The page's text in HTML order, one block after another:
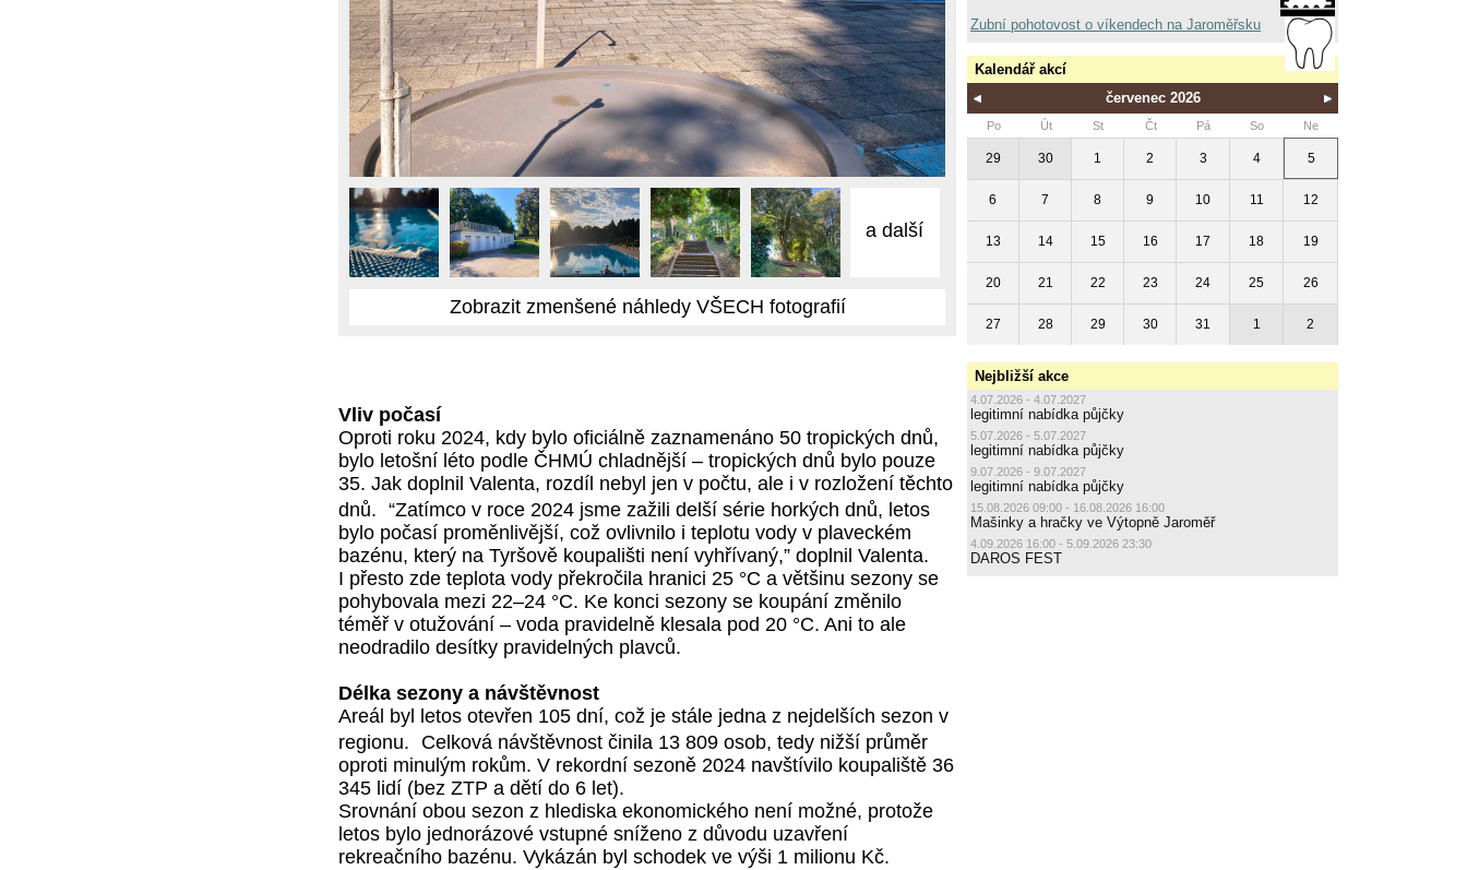
a další
Zobrazit zmenšené náhledy VŠECH fotografií
Vliv počasí
Oproti roku 2024, kdy bylo oficiálně zaznamenáno 50 tropických dnů,
bylo letošní léto podle ČHMÚ chladnější – tropických dnů bylo pouze
35. Jak doplnil Valenta, rozdíl nebyl jen v počtu, ale i v rozložení těchto
dnů. “Zatímco v roce 2024 jsme zažili delší série horkých dnů, letos
bylo počasí proměnlivější, což ovlivnilo i teplotu vody v plaveckém
bazénu, který na Tyršově koupališti není vyhřívaný,” doplnil Valenta.
I přesto zde teplota vody překročila hranici 25 °C a většinu sezony se
pohybovala mezi 22–24 °C. Ke konci sezony se koupání změnilo
téměř v otužování – voda pravidelně klesala pod 20 °C. Ani to ale
neodradilo desítky pravidelných plavců.
Délka sezony a návštěvnost
Areál byl letos otevřen 105 dní, což je stále jedna z nejdelších sezon v
regionu. Celková návštěvnost činila 13 809 osob, tedy nižší průměr
oproti minulým rokům. V rekordní sezoně 2024 navštívilo koupaliště 36
345 lidí (bez ZTP a dětí do 6 let).
Srovnání obou sezon z hlediska ekonomického není možné, protože
letos bylo jednorázové vstupné sníženo z důvodu uzavření
rekreačního bazénu. Vykázán byl schodek ve výši 1 milionu Kč.
Zubní pohotovost o víkendech na Jaroměřsku
Kalendář akcí
červenec 2026
Po Út St Čt Pá So Ne
29 30 1 2 3 4 5
6 7 8 9 10 11 12
13 14 15 16 17 18 19
20 21 22 23 24 25 26
27 28 29 30 31 1 2
Nejbližší akce
4.07.2026 - 4.07.2027
legitimní nabídka půjčky
5.07.2026 - 5.07.2027
legitimní nabídka půjčky
9.07.2026 - 9.07.2027
legitimní nabídka půjčky
15.08.2026 09:00 - 16.08.2026 16:00
Mašinky a hračky ve Výtopně Jaroměř
4.09.2026 16:00 - 5.09.2026 23:30
DAROS FEST